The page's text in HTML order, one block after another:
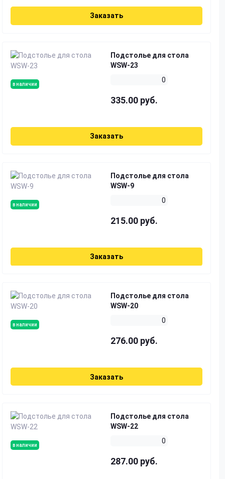
Заказать
в наличии
Подстолье для стола
WSW-23
0
335.00 руб.
Заказать
в наличии
Подстолье для стола
WSW-9
0
215.00 руб.
Заказать
в наличии
Подстолье для стола
WSW-20
0
276.00 руб.
Заказать
в наличии
Подстолье для стола
WSW-22
0
287.00 руб.